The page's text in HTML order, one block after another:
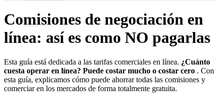
Comisiones de negociación en
línea: así es como NO pagarlas
Esta guía está dedicada a las tarifas comerciales en línea. ¿Cuánto
cuesta operar en línea? Puede costar mucho o costar cero . Con
esta guía, explicamos cómo puede ahorrar todas las comisiones y
comerciar en los mercados de forma totalmente gratuita.